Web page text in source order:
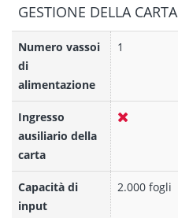
GESTIONE DELLA CARTA
Numero vassoi
di
alimentazione
1
Ingresso
ausiliario della
carta
Capacità di
input
2.000 fogli